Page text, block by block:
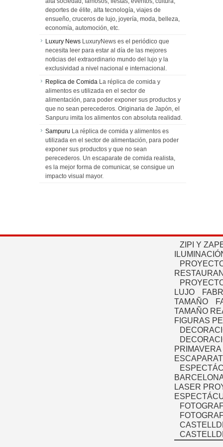
deportes de élite, alta tecnología, viajes de
ensueño, cruceros de lujo, joyería, moda, belleza,
economía, automoción, etc.
Luxury News LuxuryNews es el periódico que
necesita leer para estar al día de las mejores
noticias del extraordinario mundo del lujo y la
exclusividad a nivel nacional e internacional.
Replica de Comida La réplica de comida y
alimentos es utilizada en el sector de
alimentación, para poder exponer sus productos y
que no sean perecederos. Originaria de Japón, el
Sanpuru imita los alimentos con absoluta realidad.
Sampuru La réplica de comida y alimentos es
utilizada en el sector de alimentación, para poder
exponer sus productos y que no sean
perecederos. Un escaparate de comida realista,
es la mejor forma de comunicar, se consigue un
impacto visual mayor.
ZIPI Y
LUJO
TAMAÑO
TAMAÑO
FIGURAS
PRIMAVERA
LASER